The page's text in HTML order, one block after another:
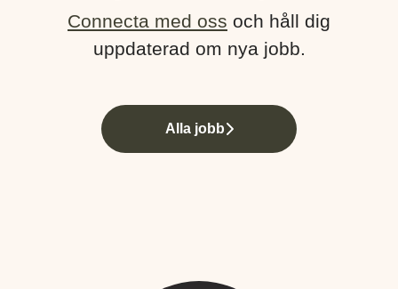
Connecta med oss och håll dig
uppdaterad om nya jobb.
Alla jobb